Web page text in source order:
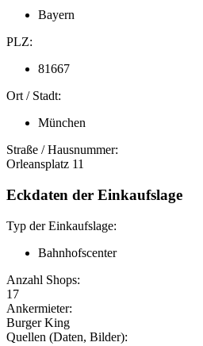
Bayern
PLZ:
81667
Ort / Stadt:
München
Straße / Hausnummer:
Orleansplatz 11
Eckdaten der Einkaufslage
Typ der Einkaufslage:
Bahnhofscenter
Anzahl Shops:
17
Ankermieter:
Burger King
Quellen (Daten, Bilder):